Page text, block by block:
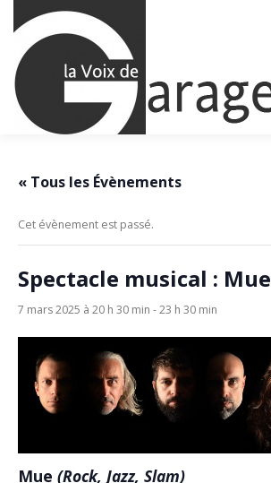
contenu
CONTACTEZ-NOUS
« Tous les Évènements
Cet évènement est passé.
Spectacle musical : Mue
7 mars 2025 à 20 h 30 min -23 h 30 min
Mue (Rock, Jazz, Slam)